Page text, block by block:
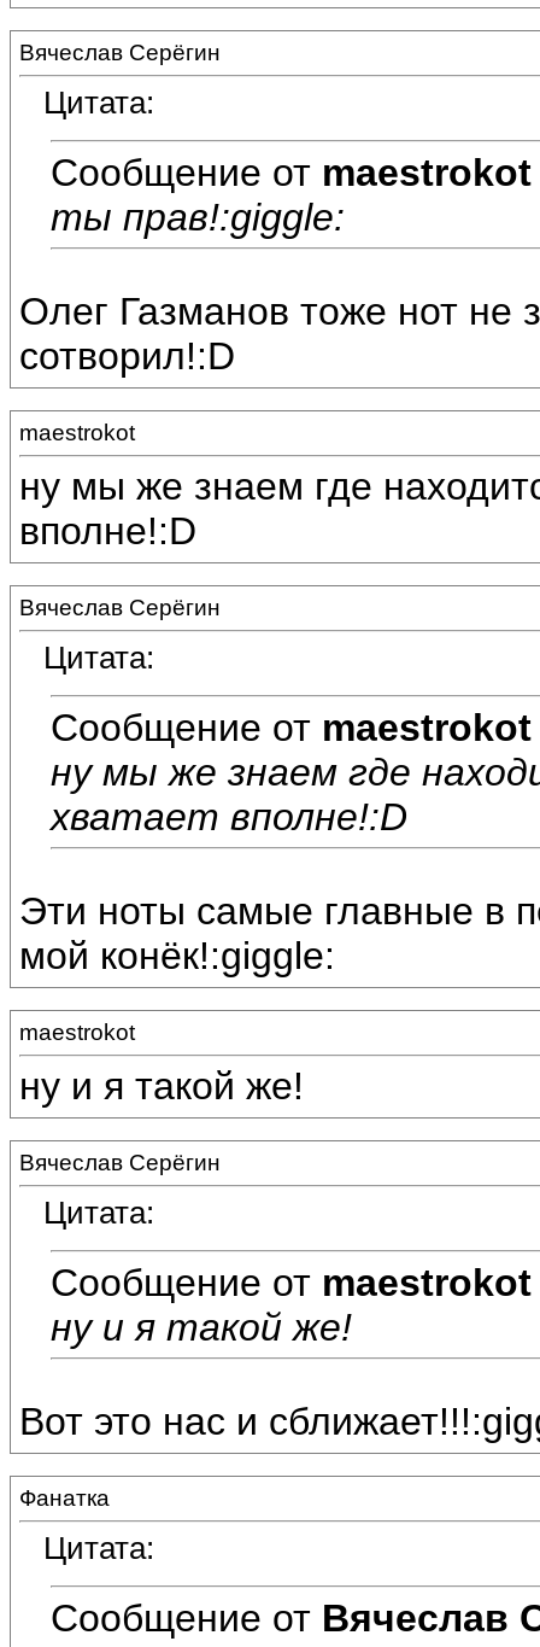
Вячеслав Серёгин
Цитата:
Сообщение от maestrokot
ты прав!:giggle:
Олег Газманов тоже нот не
сотворил!:D
maestrokot
ну мы же знаем где
вполне!:D
Вячеслав Серёгин
Цитата:
Сообщение от maestrokot
ну мы же знаем где
хватает вполне!:D
Эти ноты самые главные в
мой конёк!:giggle:
maestrokot
ну и я такой же!
Вячеслав Серёгин
Цитата:
Сообщение от maestrokot
ну и я такой же!
Вот это нас и
Фанатка
Цитата:
Сообщение от Вячеслав